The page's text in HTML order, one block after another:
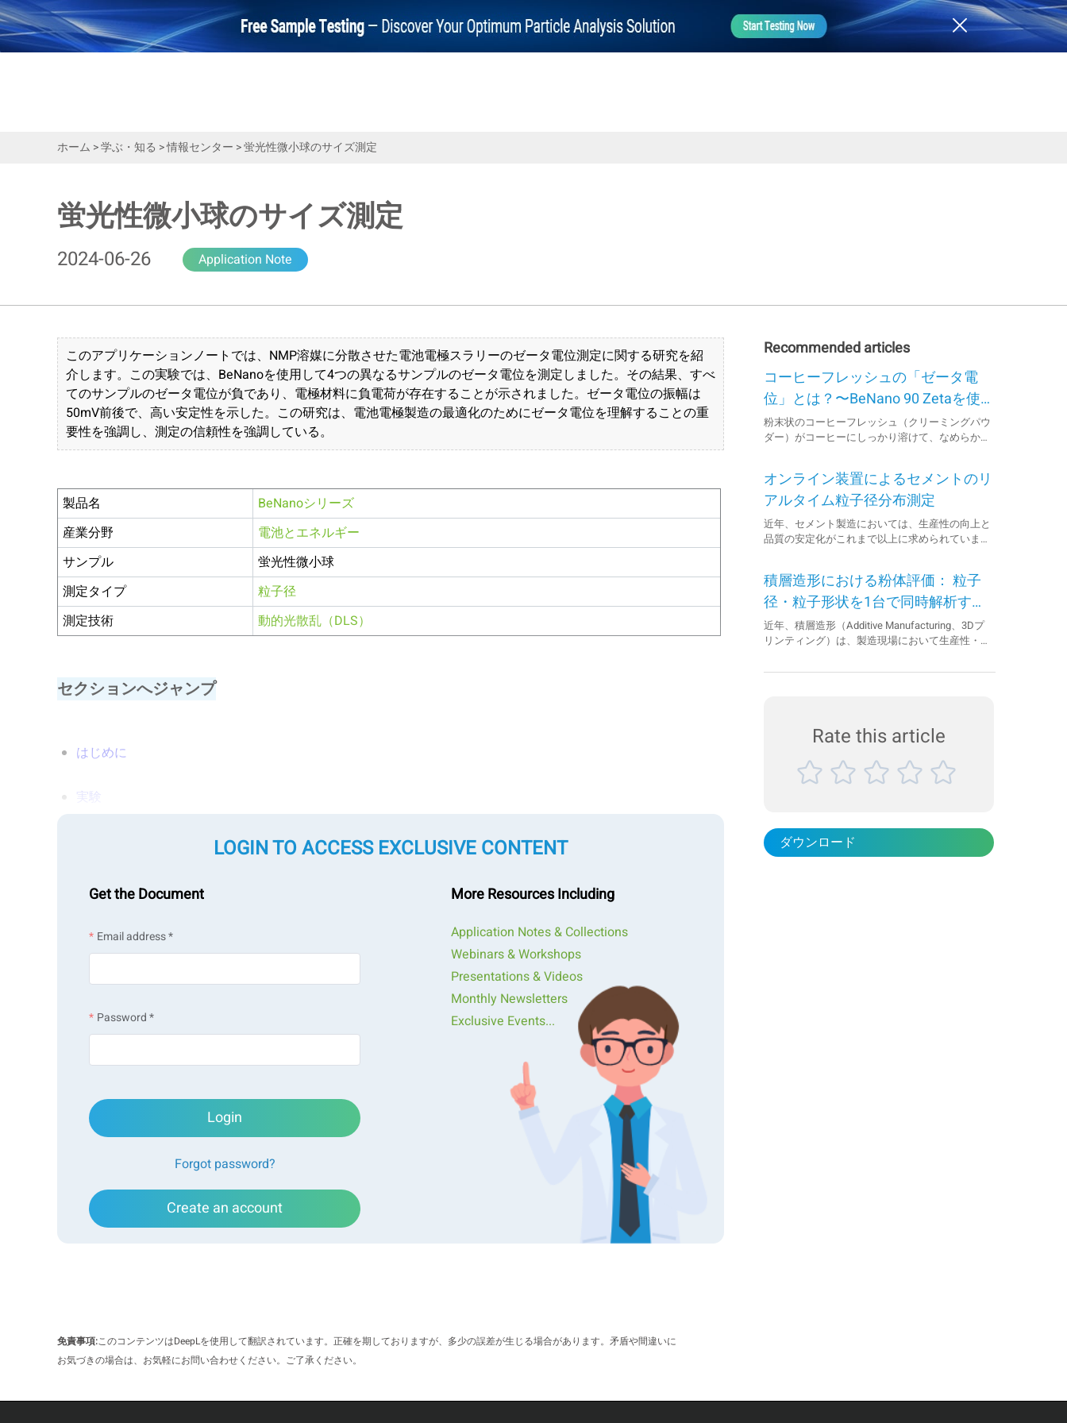
ホーム >学ぶ・知る >情報センター >蛍光性微小球のサイズ測定
蛍光性微小球のサイズ測定
2024-06-26 Application Note
このアプリケーションノートでは、NMP溶媒に分散させた電池電極スラリーのゼータ電位測定に関する研究を紹
介します。この実験では、BeNanoを使用して4つの異なるサンプルのゼータ電位を測定しました。その結果、すべ
てのサンプルのゼータ電位が負であり、電極材料に負電荷が存在することが示されました。ゼータ電位の振幅は
50mV前後で、高い安定性を示した。この研究は、電池電極製造の最適化のためにゼータ電位を理解することの重
要性を強調し、測定の信頼性を強調している。
製品名
BeNanoシリーズ
産業分野
電池とエネルギー
サンプル
蛍光性微小球
測定タイプ
粒子径
測定技術
動的光散乱（DLS）
セクションへジャンプ
はじめに
実験
結論
はじめに
蛍光性微小球は、特定の波長の光を吸収し、明瞭な蛍光スペクトルを発することができる。この微小球は、生物医学
研究、バイオセンサー、蛍光標識、細胞イメージングなど幅広い用途に応用されている。これらの微小球は、ドラッ
グ・デリバリー、分子診断、細胞追跡、バイオアナリシス用の蛍光プローブ、マーカー、あるいはキャリアとして機
能する。製造プロセス、材料、ミクロスフェアのサイズによって、蛍光性ミクロスフェア懸濁液はさまざまな色を示
します。動的光散乱（DLS）は、蛍光マイクロスフェアを含むナノスフェアのサイズを決定するために広く使用され
ている技術です。しかし、蛍光の存在がDLS測定の妨げになることがあります。蛍光は一般的に広いスペクトルを示
すため、散乱光の揺らぎが大きくなることがあります。この干渉は、相関関数の低い切片によって示されるように、
試験効率を低下させ、見かけの粒子径が小さくなり、粒度分布が広くなります。この潜在的な問題にもかかわらず、
すべての蛍光性微小球がDLS測定に悪影響を及ぼすわけではありません。ほとんどの蛍光性微小球は、発光スペクト
ルよりも低い蛍光吸収スペクトルを持つ。DLS装置で赤色レーザー光源を利用することで、ほとんどの黄色や緑色の
蛍光サンプルは励起されない。このため、これらのサンプルは測定中に蛍光を発することがなく、干渉を回避して正
響を最小限に抑えることができます。このアプリケーションノートでは、BeNano 180 Zetaにナローバンドフィルタ
ーを内蔵したBT-NBF-671キュベットを装着し、水環境中に分散したさまざまなサンプルの粒子径を測定しました。
LOGIN TO ACCESS EXCLUSIVE CONTENT
Get the Document
Email address *
Password *
Login
Forgot password?
Create an account
More Resources Including
Application Notes & Collections
Webinars & Workshops
Presentations & Videos
Monthly Newsletters
Exclusive Events...
Recommended articles
コーヒーフレッシュの「ゼータ電
位」とは？〜BeNano 90 Zetaを使
った測定事例〜
粉末状のコーヒーフレッシュ（クリーミングパウ
ダー）がコーヒーにしっかり溶けて、なめらかな
が「ゼータ電位（Zeta Potential）」です。 ゼータ
電位とは、液体中に分散している微粒子が持つ表
面の電気的な性質を示す値で、粒子が安定して分
散できるかどうかを知るうえでとても重要です。
この測定には、BeNano 90 Zetaが使われました。
く・正確に測定することができます。 今回の測定
では、pHの違いによってコーヒーフレッシュのゼ
ータ電位がどう変わるのかを...
オンライン装置によるセメントのリ
アルタイム粒子径分布測定
近年、セメント製造においては、生産性の向上と
品質の安定化がこれまで以上に求められていま
品質管理とコスト削減の両面において大きなメリ
ットをもたらします。 BT-Online1は、粉砕工程に
おける粒子径分布をリアルタイムでモニタリング
し、測定データに基づく制御・最適化を自動で行
うことが可能なレーザー回折式粒子径分布測定装
バラつきを抑え、常に安定した高品質のセメント
積層造形における粉体評価： 粒子
径・粒子形状を1台で同時解析する
ソリューション
近年、積層造形（Additive Manufacturing、3Dプ
リンティング）は、製造現場において生産性・持
す。 この技術の信頼性と品質を確保するために
子径分布と粒子形状の両方を1台で迅速かつ高精
度に評価する方法をご紹介いたします。 使用装置
ベータサイザー S3 Plus レーザー回折法と動的画
像解析を統合したハイブリッド粒子解析装置 測定
Rate this article
ダウンロード
免責事項:このコンテンツはDeepLを使用して翻訳されています。正確を期しておりますが、多少の誤差が生じる場合があります。矛盾や間違いに
お気づきの場合は、お気軽にお問い合わせください。ご了承ください。